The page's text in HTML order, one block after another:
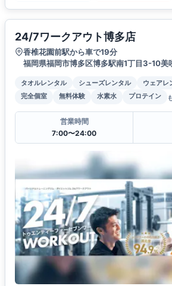
24/7ワークアウト博多店
香椎花園前駅から車で19分
福岡県福岡市博多区博多駅南1丁目3-10美
タオルレンタル シューズレンタル ウェアレ
完全個室
無料体験 水素水 プロテイン
営業時間
7:00〜24:00